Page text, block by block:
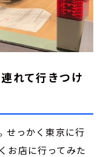
れて行きつけ
せっかく東京に行
お店に行ってみた